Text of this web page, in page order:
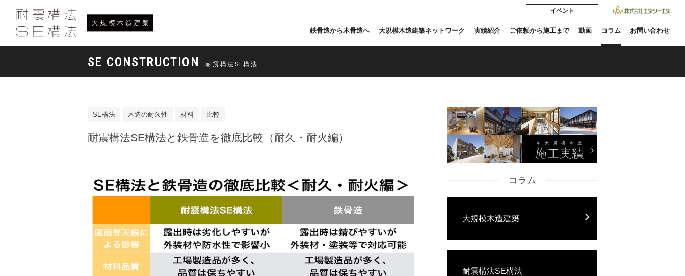
イベント
鉄骨造から木骨造へ 大規模木造建築ネットワーク 実績紹介 ご依頼から施工まで 動画 コラム お問い合わせ
SE CONSTRUCTION 耐震構法SE構法
SE構法 木造の耐久性 材料 比較
耐震構法SE構法と鉄骨造を徹底比較（耐久・耐火編）
コラム
大規模木造建築
耐震構法SE構法